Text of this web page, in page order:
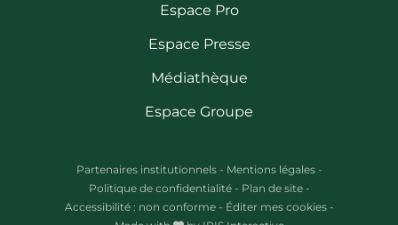
Espace Pro
Espace Presse
Médiathèque
Espace Groupe
Partenaires institutionnels - Mentions légales -
Politique de confidentialité - Plan de site -
Accessibilité : non conforme - Éditer mes cookies -